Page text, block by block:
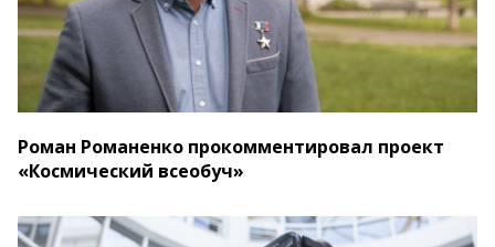
Роман Романенко прокомментировал проект
«Космический всеобуч»